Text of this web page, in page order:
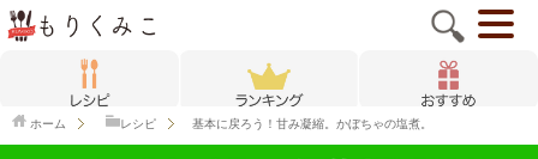
ホーム レシピ 基本に戻ろう！甘み凝縮。かぼちゃの塩煮。